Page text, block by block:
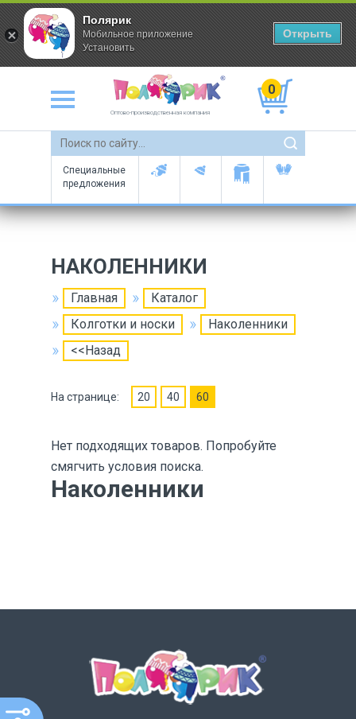
Оптово-производственная компания
0
Специальные
предложения
НАКОЛЕННИКИ
Главная
Каталог
Колготки и носки
Наколенники
<<Назад
На странице: 20 40 60
Нет подходящих товаров. Попробуйте
смягчить условия поиска.
Наколенники
Полярик
Мобильное приложение
Установить
Открыть